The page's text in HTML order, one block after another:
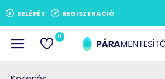
BELÉPÉS REGISZTRÁCIÓ
0